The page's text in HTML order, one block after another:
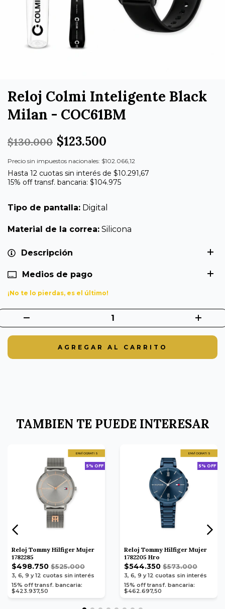
Reloj Colmi Inteligente Black
Milan - COC61BM
$130.000 $123.500
Precio sin impuestos nacionales: $102.066,12
Hasta 12 cuotas sin interés de $10.291,67
15% off transf. bancaria: $104.975
Tipo de pantalla: Digital
Material de la correa: Silicona
Descripción
Medios de pago
¡No te lo pierdas, es el último!
TAMBIEN TE PUEDE INTERESAR
ENVÍO GRATIS
5% OFF
Reloj Tommy Hilfiger Mujer
1782285
$498.750 $525.000
3, 6, 9 y 12 cuotas sin interés
15% off transf. bancaria:
$423.937,50
ENVÍO GRATIS
5% OFF
Reloj Tommy Hilfiger Mujer
1782205 Hro
$544.350 $573.000
3, 6, 9 y 12 cuotas sin interés
15% off transf. bancaria:
$462.697,50